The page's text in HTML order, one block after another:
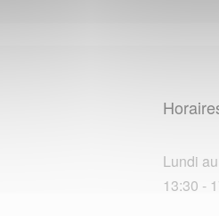
Lundi
13:30 -